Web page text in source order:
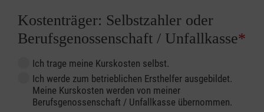
Kostenträger: Selbstzahler oder
Berufsgenossenschaft / Unfallkasse*
Ich trage meine Kurskosten selbst.
Ich werde zum betrieblichen Ersthelfer ausgebildet.
Meine Kurskosten werden von meiner
Berufsgenossenschaft / Unfallkasse übernommen.